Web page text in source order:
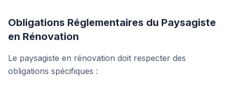
Obligations Réglementaires du Paysagiste
en Rénovation
Le paysagiste en rénovation doit respecter des
obligations spécifiques :